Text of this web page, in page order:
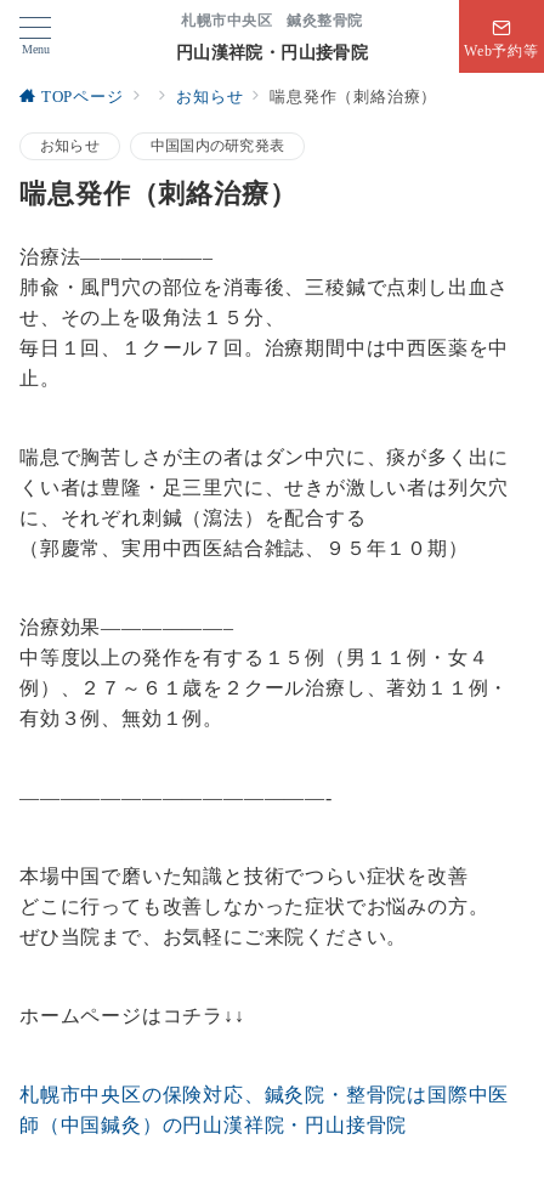
Menu
札幌市中央区 鍼灸整骨院
円山漢祥院・円山接骨院 Web予約等
TOPページ お知らせ 喘息発作（刺絡治療）
お知らせ 中国国内の研究発表
喘息発作（刺絡治療）
治療法——————–
肺兪・風門穴の部位を消毒後、三稜鍼で点刺し出血さ
せ、その上を吸角法１５分、
毎日１回、１クール７回。治療期間中は中西医薬を中
止。
喘息で胸苦しさが主の者はダン中穴に、痰が多く出に
くい者は豊隆・足三里穴に、せきが激しい者は列欠穴
に、それぞれ刺鍼（瀉法）を配合する
（郭慶常、実用中西医結合雑誌、９５年１０期）
治療効果——————–
中等度以上の発作を有する１５例（男１１例・女４
例）、２７～６１歳を２クール治療し、著効１１例・
有効３例、無効１例。
———————————————-
本場中国で磨いた知識と技術でつらい症状を改善
どこに行っても改善しなかった症状でお悩みの方。
ぜひ当院まで、お気軽にご来院ください。
ホームページはコチラ↓↓
札幌市中央区の保険対応、鍼灸院・整骨院は国際中医
師（中国鍼灸）の円山漢祥院・円山接骨院